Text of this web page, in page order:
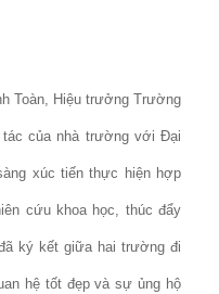
Toàn, Hiệu trưởng Trường
của nhà trường với Đại
xúc tiến thực hiện hợp
cứu khoa học, thúc đẩy
ký kết giữa hai trường đi
hệ tốt đẹp và sự ủng hộ